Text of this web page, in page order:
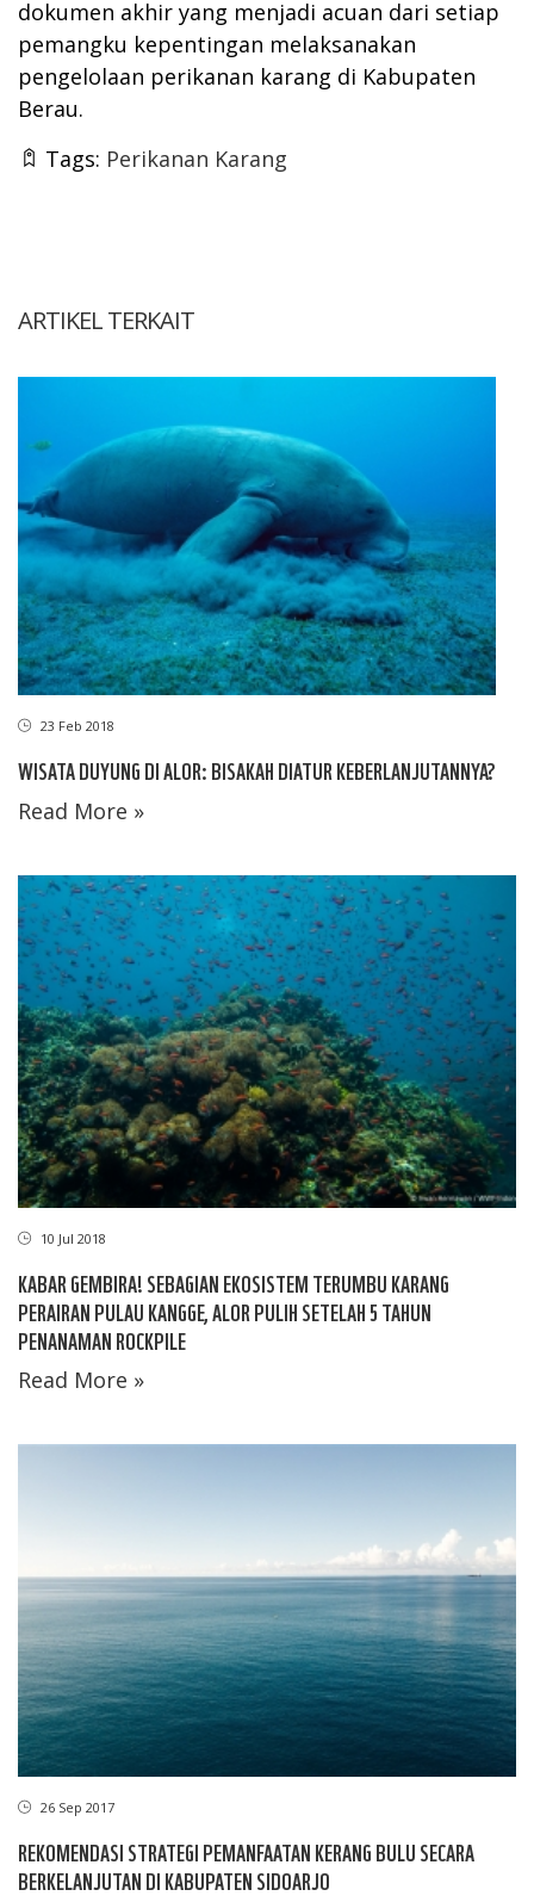
dokumen akhir yang menjadi acuan dari setiap
pemangku kepentingan melaksanakan
pengelolaan perikanan karang di Kabupaten
Berau.
Tags: Perikanan Karang
ARTIKEL TERKAIT
23 Feb 2018
WISATA DUYUNG DI ALOR: BISAKAH DIATUR KEBERLANJUTANNYA?
Read More »
10 Jul 2018
KABAR GEMBIRA! SEBAGIAN EKOSISTEM TERUMBU KARANG
PERAIRAN PULAU KANGGE, ALOR PULIH SETELAH 5 TAHUN
PENANAMAN ROCKPILE
Read More »
26 Sep 2017
REKOMENDASI STRATEGI PEMANFAATAN KERANG BULU SECARA
BERKELANJUTAN DI KABUPATEN SIDOARJO